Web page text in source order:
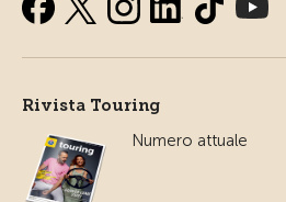
Rivista Touring
Numero attuale